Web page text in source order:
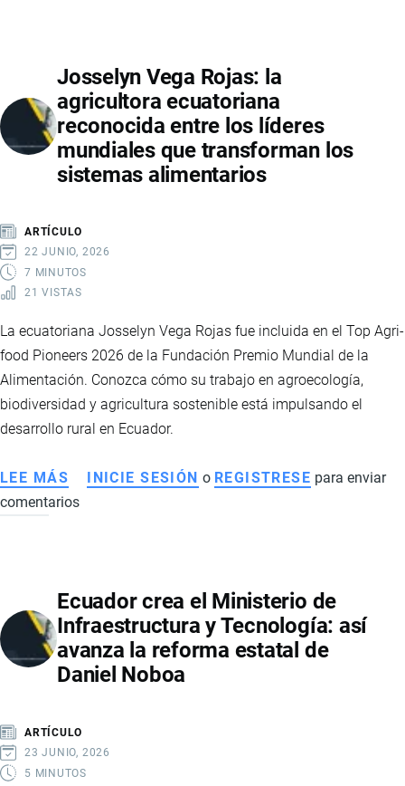
2040:
LA
HOJA
DE
RUTA
TRANSFORMAR
LA
ECONOMÍA
Josselyn Vega Rojas: la
agricultora ecuatoriana
reconocida entre los líderes
mundiales que transforman los
sistemas alimentarios
ARTÍCULO
22 JUNIO, 2026
7 MINUTOS
21 VISTAS
La ecuatoriana Josselyn Vega Rojas fue incluida en el Top Agri-
food Pioneers 2026 de la Fundación Premio Mundial de la
Alimentación. Conozca cómo su trabajo en agroecología,
biodiversidad y agricultura sostenible está impulsando el
desarrollo rural en Ecuador.
LEE MÁS SOBRE
JOSSELYN
AGRICULTORA
ECUATORIANA
RECONOCIDA
ENTRE
MUNDIALES
QUE
INICIE SESIÓN o REGISTRESE para enviar
comentarios
Ecuador crea el Ministerio de
Infraestructura y Tecnología: así
avanza la reforma estatal de
Daniel Noboa
ARTÍCULO
23 JUNIO, 2026
5 MINUTOS